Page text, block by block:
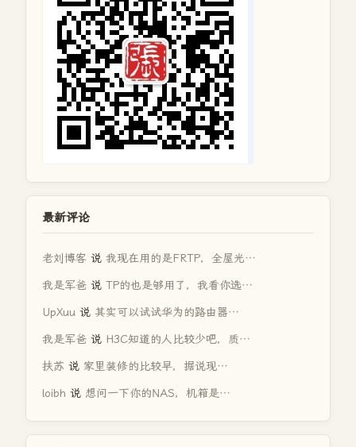
最新评论
老刘博客 说 我现在用的是FRTP，全屋光…
我是军爸 说 TP的也是够用了，我看你选…
UpXuu 说 其实可以试试华为的路由器…
我是军爸 说 H3C知道的人比较少吧，质…
扶苏 说 家里装修的比较早，据说现…
loibh 说 想问一下你的NAS，机箱是…